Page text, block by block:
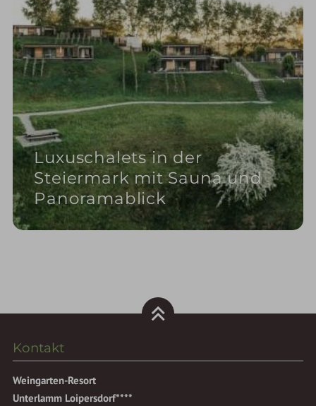
Luxuschalets in der
Steiermark mit Sauna und
Panoramablick
Kontakt
Weingarten-Resort
Unterlamm Loipersdorf****